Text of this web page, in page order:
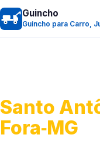
Guincho
Guincho para Carro,
Santo
Fora‑MG